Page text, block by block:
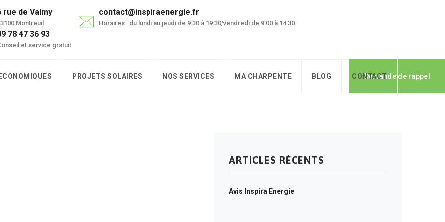
rue de Valmy
Montreuil
contact@inspiraenergie.fr
Horaires : du lundi au jeudi de 9:30 à 19:30/vendredi de 9:00 à 14:30.
78 47 36 93
et service gratuit
PROJETS SOLAIRES NOS SERVICES MA CHARPENTE BLOG CONTACT
Demande de rappel
ARTICLES RÉCENTS
Avis Inspira Energie